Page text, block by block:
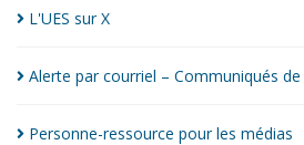
L'UES surX
Alerte par courriel – Communiqués de
Personne-ressource pour les médias